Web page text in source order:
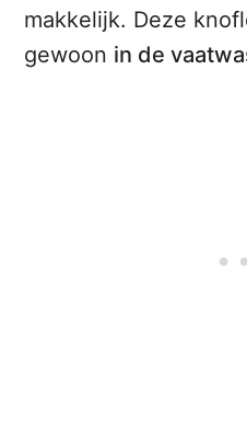
makkelijk. Deze
gewoon in de